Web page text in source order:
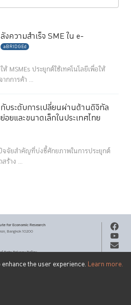
the user experience. Learn more.
ความสำเร็จ SME ใน e-
aBRIDGEd
MSMEs ประยุกต์ใช้เทคโนโลยีเพื่อให้
กการค้า ...
บระดับการเปลี่ยนผ่านด้านดิจิทัล
ยและขนาดเล็กในประเทศไทย
จัยสำคัญที่บ่งชี้ศักยภาพในการประยุกต์
ร้าง ...
for Economic Research
Bangkok 10200
Data Privacy Policy
for Economic
license
Get PIER email updates